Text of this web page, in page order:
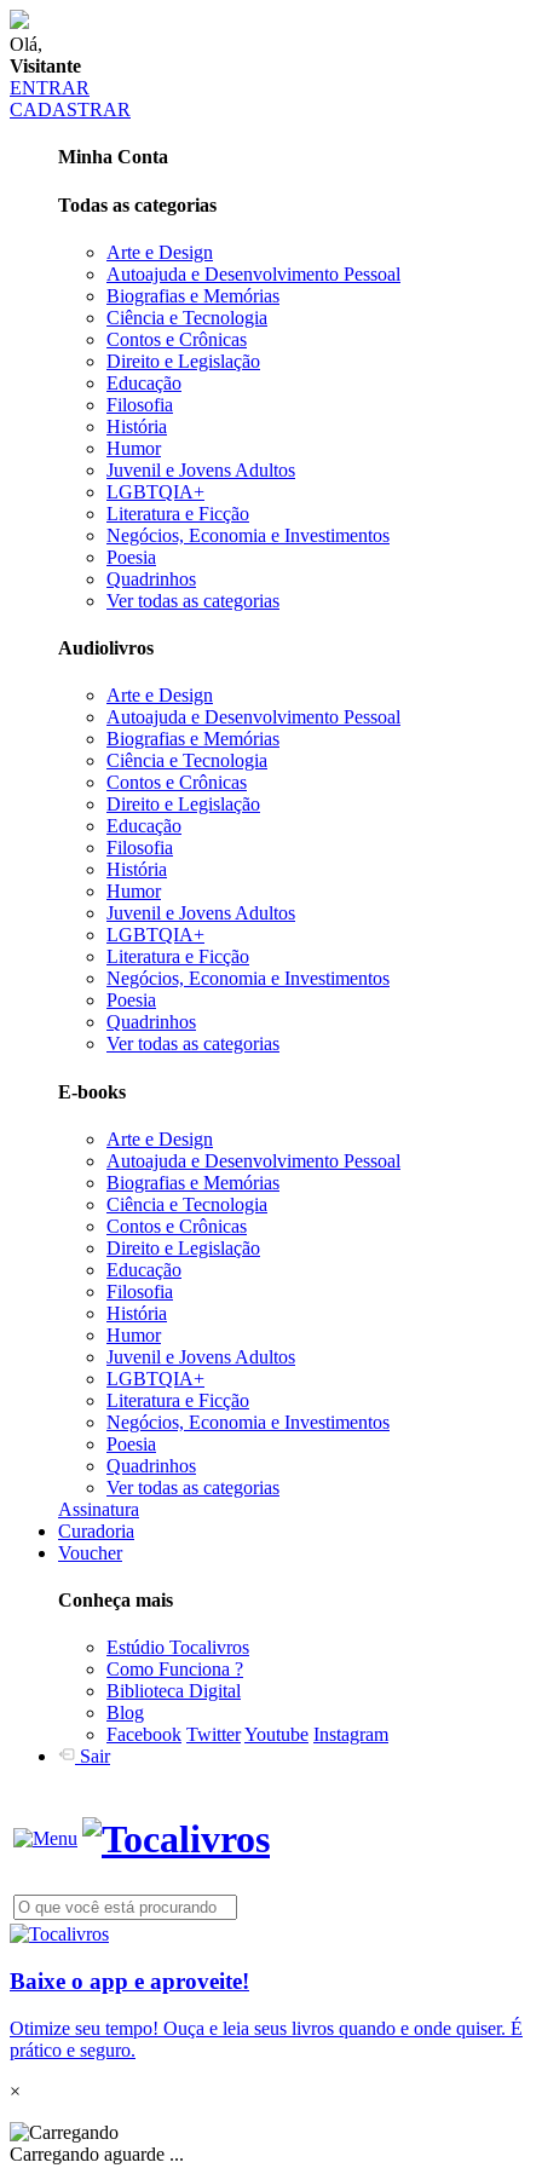
Olá,
Visitante
ENTRAR
CADASTRAR
Minha Conta
Todas as categorias
Arte e Design
Autoajuda e Desenvolvimento Pessoal
Biografias e Memórias
Ciência e Tecnologia
Contos e Crônicas
Direito e Legislação
Educação
Filosofia
História
Humor
Juvenil e Jovens Adultos
LGBTQIA+
Literatura e Ficção
Negócios, Economia e Investimentos
Poesia
Quadrinhos
Ver todas as categorias
Audiolivros
Arte e Design
Autoajuda e Desenvolvimento Pessoal
Biografias e Memórias
Ciência e Tecnologia
Contos e Crônicas
Direito e Legislação
Educação
Filosofia
História
Humor
Juvenil e Jovens Adultos
LGBTQIA+
Literatura e Ficção
Negócios, Economia e Investimentos
Poesia
Quadrinhos
Ver todas as categorias
E-books
Arte e Design
Autoajuda e Desenvolvimento Pessoal
Biografias e Memórias
Ciência e Tecnologia
Contos e Crônicas
Direito e Legislação
Educação
Filosofia
História
Humor
Juvenil e Jovens Adultos
LGBTQIA+
Literatura e Ficção
Negócios, Economia e Investimentos
Poesia
Quadrinhos
Ver todas as categorias
Assinatura
Curadoria
Voucher
Conheça mais
Estúdio Tocalivros
Como Funciona ?
Biblioteca Digital
Blog
Facebook TwitterYoutube Instagram
Sair
Baixe o app e aproveite!
Otimize seu tempo! Ouça e leia seus livros quando e onde quiser. É
prático e seguro.
×
Carregando aguarde ...